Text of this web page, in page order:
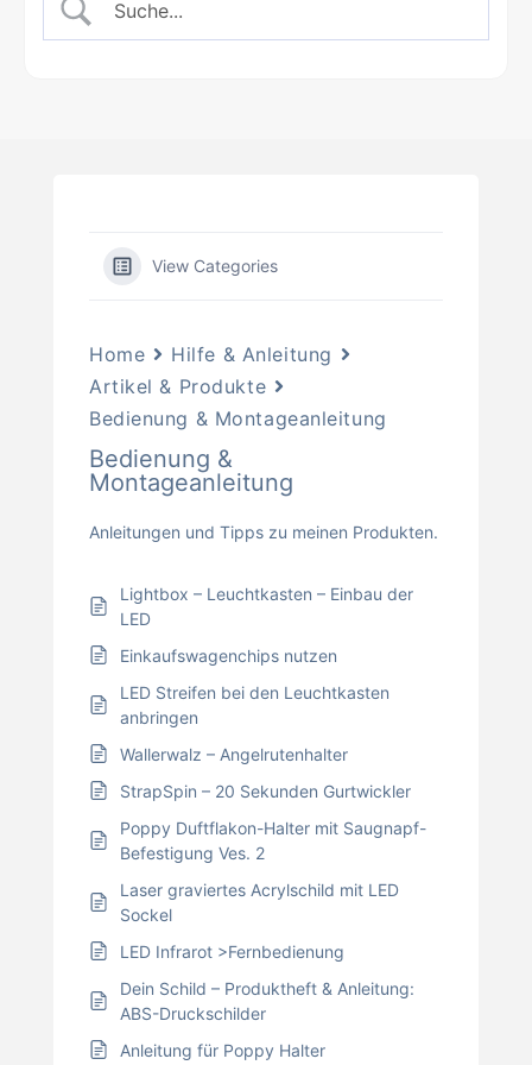
View Categories
Home
Hilfe & Anleitung
Artikel & Produkte
Bedienung & Montageanleitung
Bedienung &
Montageanleitung
Anleitungen und Tipps zu meinen Produkten.
Lightbox – Leuchtkasten – Einbau der
LED
Einkaufswagenchips nutzen
LED Streifen bei den Leuchtkasten
anbringen
Wallerwalz – Angelrutenhalter
StrapSpin – 20 Sekunden Gurtwickler
Poppy Duftflakon-Halter mit Saugnapf-
Befestigung Ves. 2
Laser graviertes Acrylschild mit LED
Sockel
LED Infrarot >Fernbedienung
Dein Schild – Produktheft & Anleitung:
ABS-Druckschilder
Anleitung für Poppy Halter